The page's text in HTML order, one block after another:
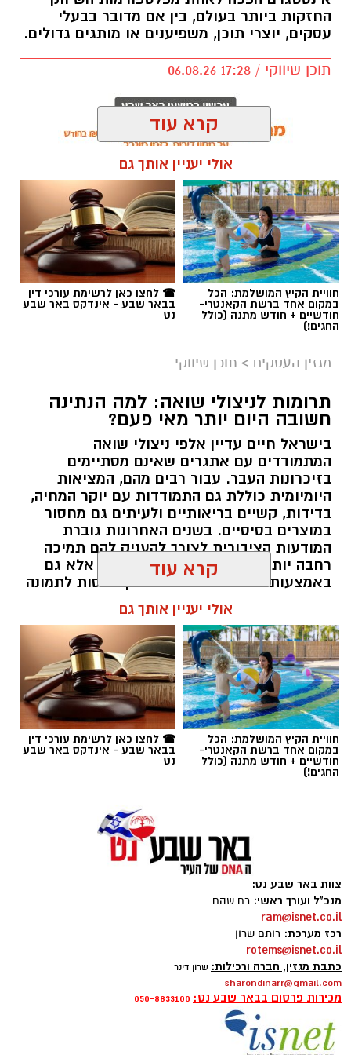
החזקות ביותר בעולם, בין אם מדובר בבעלי
עסקים, יוצרי תוכן, משפיענים או מותגים גדולים.
תוכן שיווקי / 17:28 06.08.26
תגים:קניית עוקבים באינסטגרם
magnific
אחד הדברים הראשונים שכל גולש בודק כשהוא
נכנס לפרופיל הוא מספר העוקבים. לכן, לא מעט
אנשים מחפשים פתרונות שיסייעו להם להגדיל את
החשבון במהירות, כאשר אחת האפשרויות
הפופולריות היאקניית עוקבים באינסטגרם.
אבל האם מדובר במהלך חכם? האם הוא באמת
יכול לעזור לצמיחת החשבון, ומה חשוב לבדוק לפני
שבוחרים שירות כזה? במאמר הזה תמצאו את כל
המידע החשוב, היתרונות, החסרונות והטיפים
שיעזרו לכם לקבל החלטה נכונה.
מהי קניית עוקבים באינסטגרם?
קניית עוקבים באינסטגרם היא שירות המאפשר
להגדיל את מספר העוקבים בפרופיל באמצעות
קרא עוד
אולי יעניין אותך גם
חוויית הקיץ המושלמת: הכל
במקום אחד ברשת הקאנטרי-
חודשיים + חודש מתנה (כולל
החגים!)
☎ לחצו כאן לרשימת עורכי דין
בבאר שבע - אינדקס באר שבע
נט
מגזין העסקים > תוכן שיווקי
תרומות לניצולי שואה: למה הנתינה
חשובה היום יותר מאי פעם?
בישראל חיים עדיין אלפי ניצולי שואה
המתמודדים עם אתגרים שאינם מסתיימים
בזיכרונות העבר. עבור רבים מהם, המציאות
היומיומית כוללת גם התמודדות עם יוקר המחיה,
בדידות, קשיים בריאותיים ולעיתים גם מחסור
במוצרים בסיסיים. בשנים האחרונות גוברת
המודעות הציבורית לצורך להעניק להם תמיכה
רחבה יותר, לא רק באמצעות המדינה אלא גם
באמצעות החברה האזרחית. כאן נכנסות לתמונה
עמותות הפועלות לאורך כל השנה ומצליחות
להפוך כל מעשה נתינה לסיוע ממשי.
תוכן שיווקי / 16:39 05.08.26
תגים:
תרומות לניצולי שואה אינן מסתכמות בהעברת מזון
או כסף. הן יוצרות תחושת ביטחון, מעניקות יחס
אישי ומעבירות מסר ברור של הכרת תודה והערכה
לאנשים שעברו את אחד הפרקים הקשים ביותר
בהיסטוריה האנושית. פעילותה של חסדי נעמי
מבוססת בדיוק על העיקרון הזה – הענקת סיוע
מכבד, מקצועי ומתמשך, המותאם לצרכים
המשתנים של ניצולי השואה לאורך השנה.
קרא עוד
אולי יעניין אותך גם
חוויית הקיץ המושלמת: הכל
במקום אחד ברשת הקאנטרי-
חודשיים + חודש מתנה (כולל
החגים!)
☎ לחצו כאן לרשימת עורכי דין
בבאר שבע - אינדקס באר שבע
נט
צוות באר שבע נט:
מנכ"ל ועורך ראשי: רם שהם
ram@isnet.co.il
רכז מערכת: רותם שרון
rotems@isnet.co.il
כתבת מגזין, חברה ורכילות: שרון דינר
sharondinarr@gmail.com
מכירות פרסום בבאר שבע נט: 050-8833100